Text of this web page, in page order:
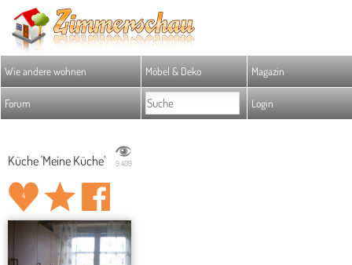
Wie andere wohnen Möbel & Deko Magazin
Forum Login
Küche 'Meine Küche' 9.409
4